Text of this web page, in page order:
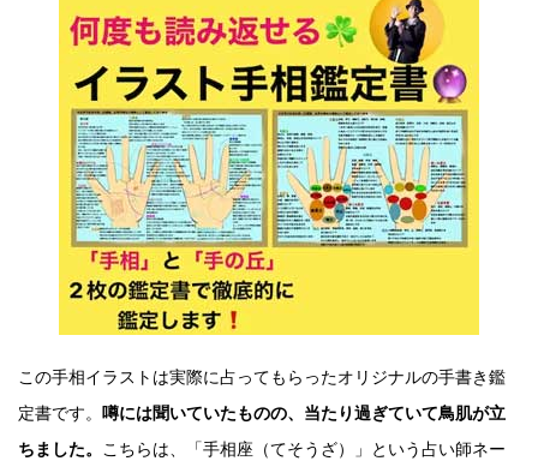
この手相イラストは実際に占ってもらったオリジナルの手書き鑑
定書です。 噂には聞いていたものの、当たり過ぎていて鳥肌が立
ちました。
こちらは、「手相座（てそうざ）」という占い師ネー